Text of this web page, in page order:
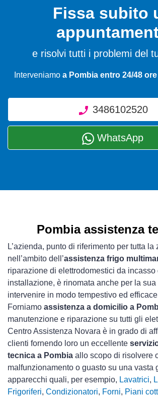
Fissa subito
e risolvi tutti i problemi del
Interveniamo a Pombia entro 24/48 ore
3486102520
WhatsApp
Pombia assistenza
L’azienda, punto di riferimento per tutta la
nell’ambito dell’assistenza frigo
riparazione di elettrodomestici da incasso
installazione, è rinomata anche per la sua
intervenire in modo tempestivo ed
Forniamo assistenza a domicilio a
manutenzione e riparazione su tutti gli
Centro Assistenza Novara è in grado di
clienti fornendo loro un eccellente
tecnica a Pombia allo scopo di risolvere
malfunzionamento o guasto su una vasta
apparecchi quali, per esempio, Lavatrici,
Frigoriferi, Condizionatori, Forni, Piani